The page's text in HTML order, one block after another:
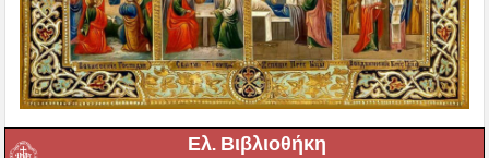
Ελ. Βιβλιοθήκη